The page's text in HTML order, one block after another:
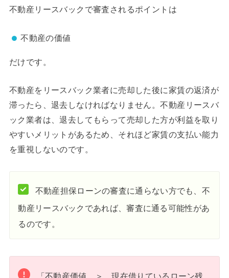
不動産リースバックで審査されるポイントは
不動産の価値
だけです。
不動産をリースバック業者に売却した後に家賃の返済が
滞ったら、退去しなければなりません。不動産リースバ
ック業者は、退去してもらって売却した方が利益を取り
やすいメリットがあるため、それほど家賃の支払い能力
を重視しないのです。
不動産担保ローンの審査に通らない方でも、不
動産リースバックであれば、審査に通る可能性があ
るのです。
「不動産価値 ＞ 現在借りているローン残